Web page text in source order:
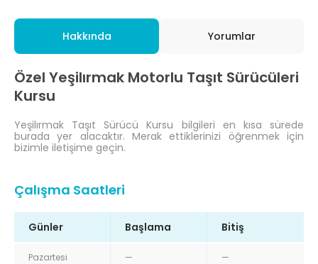
Hakkında Yorumlar
Özel Yeşilırmak Motorlu Taşıt Sürücüleri
Kursu
Yeşilırmak Taşıt Sürücü Kursu bilgileri en kısa sürede
burada yer alacaktır. Merak ettiklerinizi öğrenmek için
bizimle iletişime geçin.
Çalışma Saatleri
Günler Başlama Bitiş
Pazartesi — —